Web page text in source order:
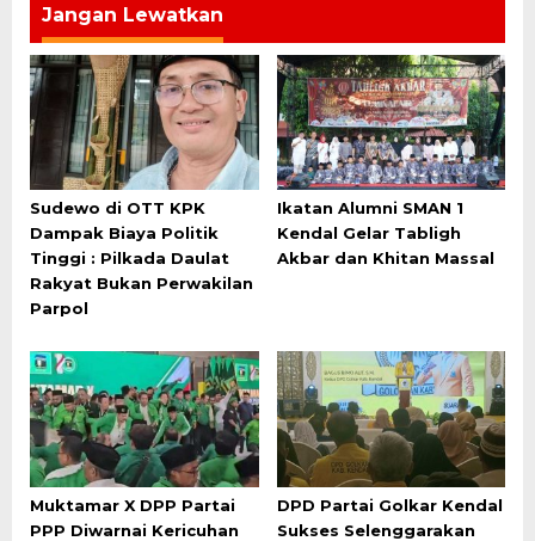
Jangan Lewatkan
Sudewo di OTT KPK
Dampak Biaya Politik
Tinggi : Pilkada Daulat
Rakyat Bukan Perwakilan
Parpol
Ikatan Alumni SMAN 1
Kendal Gelar Tabligh
Akbar dan Khitan Massal
Muktamar X DPP Partai
PPP Diwarnai Kericuhan
DPD Partai Golkar Kendal
Sukses Selenggarakan